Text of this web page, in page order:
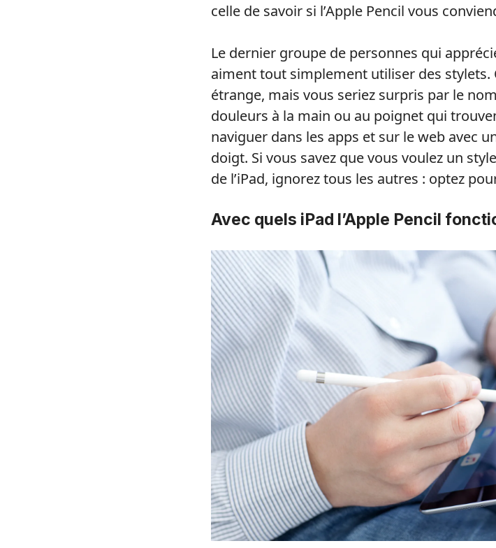
celle de savoir si l’Apple Pencil vous
Le dernier groupe de personnes qui
aiment tout simplement utiliser des
étrange, mais vous seriez surpris par le
douleurs à la main ou au poignet qui
naviguer dans les apps et sur le web avec
doigt. Si vous savez que vous voulez un
de l’iPad, ignorez tous les autres : optez
Avec quels iPad l’Apple Pencil